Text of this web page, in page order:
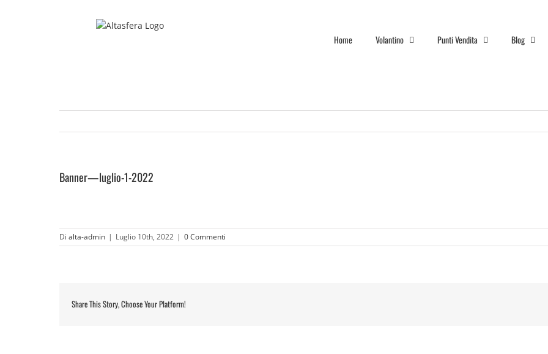
Home Volantino Punti Vendita Blog
Banner—luglio-1-2022
Di alta-admin | Luglio 10th, 2022 | 0 Commenti
Share This Story, Choose Your Platform!